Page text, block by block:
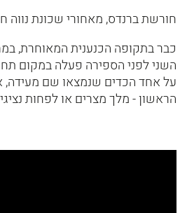
חורשת ברנדס, מאחורי שכונת נווה
כבר בתקופה הכנענית המאוחרת,
השני לפני הספירה פעלה במקום
על אחד הכדים שנמצאו שם מעידה,
הראשון - מלך מצרים או לפחות